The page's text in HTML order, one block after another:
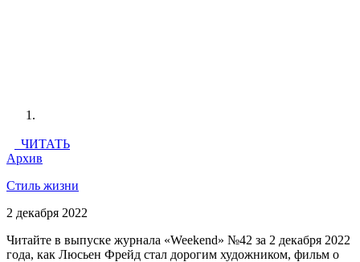
ЧИТАТЬ
Архив
Стиль жизни
2 декабря 2022
Читайте в выпуске журнала «Weekend» №42 за 2 декабря 2022
года, как Люсьен Фрейд стал дорогим художником, фильм о